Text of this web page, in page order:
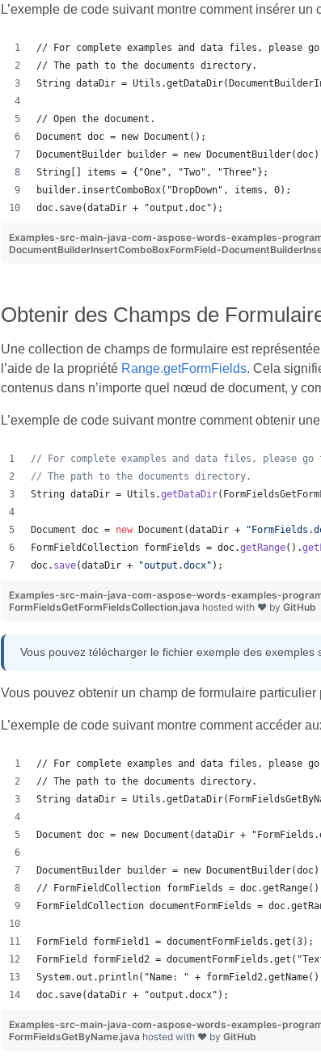
L’exemple de code suivant montre comment insérer
// For complete examples and data files, please
// The path to the documents directory.
String dataDir =
// Open the document.
Document doc = new Document();
DocumentBuilder builder = new
String[] items = {"One", "Two", "Three"};
builder.insertComboBox("DropDown", items, 0);
doc.save(dataDir + "output.doc");
Examples-src-main-java-com-aspose-words-examples-
DocumentBuilderInsertComboBoxFormField-
Obtenir des Champs de
Une collection de champs de formulaire est
l’aide de la propriété Range.getFormFields. Cela
contenus dans n’importe quel nœud de document, y
L’exemple de code suivant montre comment obtenir
// For complete examples and data files, please go
// The path to the documents directory.
String dataDir = Utils .getDataDir(
Document doc = new Document (dataDir +
FormFieldCollection
formFields = doc.getRange().
doc. save(dataDir + "output.docx" );
Examples-src-main-java-com-aspose-words-examples-
FormFieldsGetFormFieldsCollection.java hosted with ❤ by GitHub
Vous pouvez télécharger le fichier exemple des exemples
Vous pouvez obtenir un champ de formulaire particulier
L’exemple de code suivant montre comment accéder
// For complete examples and data files, please
// The path to the documents directory.
String dataDir =
Document doc = new Document(dataDir +
DocumentBuilder builder = new
// FormFieldCollection formFields =
FormFieldCollection documentFormFields =
FormField formField1 = documentFormFields.get(3);
FormField formField2 =
System.out.println("Name: " +
doc.save(dataDir + "output.docx");
Examples-src-main-java-com-aspose-words-examples-
FormFieldsGetByName.java hosted with ❤ by GitHub